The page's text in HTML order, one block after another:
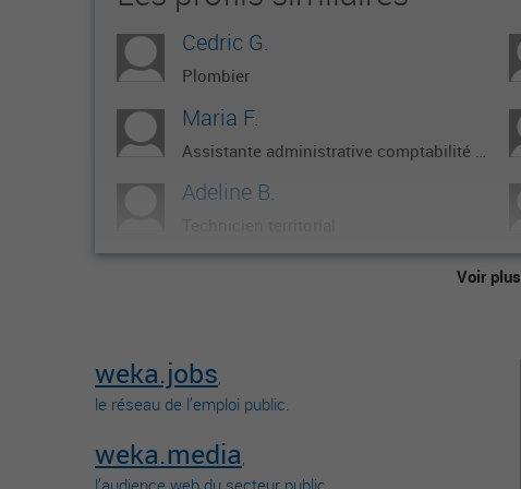
Cedric G.
Plombier
Maria F.
Adeline B.
Marilou G.
Employé
Voir plus
weka.jobs,
le réseau de l’emploi public.
weka.media,
l’audience web du secteur public.